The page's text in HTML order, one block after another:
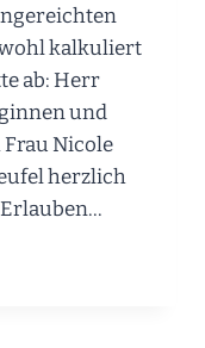
kalkuliert
ab: Herr
und
Nicole
herzlich